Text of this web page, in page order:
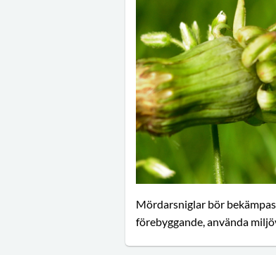
Mördarsniglar bör
förebyggande, använda